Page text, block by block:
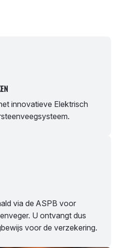
innovatieve Elektrisch
via de ASPB voor
U ontvangt dus
voor de verzekering.